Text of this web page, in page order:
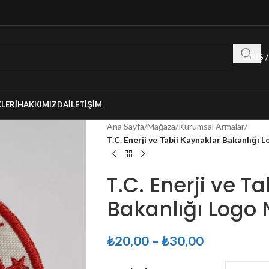
GIRIŞ
HAKKIMIZDAİLETIŞIM
Ana Sayfa/Mağaza/Kurumsal Armalar/
T.C. Enerji ve Tabii Kaynaklar Bakanlığı
T.C. Enerji ve
Bakanlığı
₺20,00 – ₺30,00